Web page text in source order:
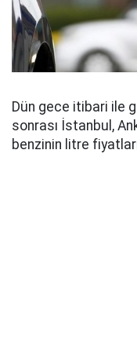
Dün gece itibari ile
sonrası İstanbul,
benzinin litre